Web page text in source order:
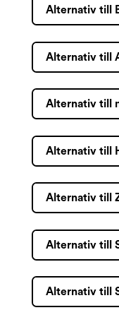
Alternativ till
Alternativ till
Alternativ till
Alternativ till
Alternativ till
Alternativ till
Alternativ till